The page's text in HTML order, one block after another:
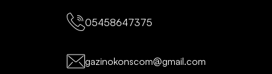
05458647375
gazinokonscom@gmail.com